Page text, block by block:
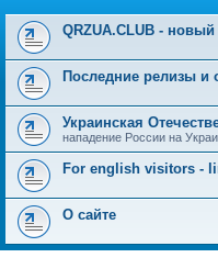
QRZUA.CLUB - новый
Последние релизы и
Украинская
нападение России на
For english visitors -
О сайте